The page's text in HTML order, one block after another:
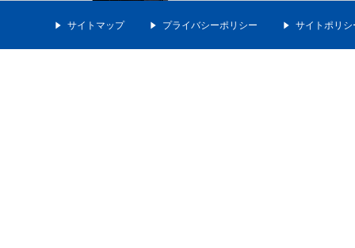
サイトマップ プライバシーポリシー サイトポリシ